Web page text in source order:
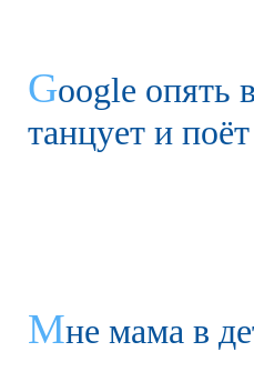
Google опять
танцует и поёт
Мне мама в